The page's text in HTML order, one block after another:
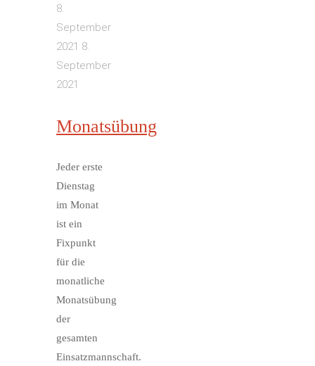
"Fahrzeugbergung
nach
Verkehrsunfall"
8.
September
2021 8.
September
2021
Monatsübung
Jeder erste
Dienstag
im Monat
ist ein
Fixpunkt
für die
monatliche
Monatsübung
der
gesamten
Einsatzmannschaft.